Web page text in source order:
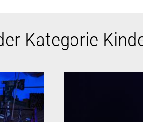
Kategorie